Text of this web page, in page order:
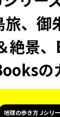
、御
絶景
の
地球の歩き方 Jシリー